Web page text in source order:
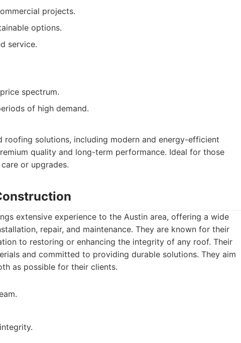
projects.
options.
service.
spectrum.
of high demand.
roofing solutions, including modern and energy-efficient
quality and long-term performance. Ideal for those
or upgrades.
extensive experience to the Austin area, offering a wide
repair, and maintenance. They are known for their
to restoring or enhancing the integrity of any roof. Their
and committed to providing durable solutions. They aim
as possible for their clients.